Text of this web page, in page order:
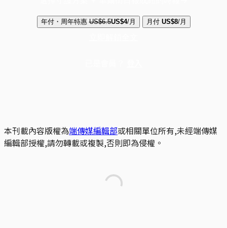
年付・周年特惠 US$6.5US$4/月 月付 US$8/月
本刊載內容版權為端傳媒編輯部或相關單位所有,未經端傳媒
編輯部授權,請勿轉載或複製,否則即為侵權。